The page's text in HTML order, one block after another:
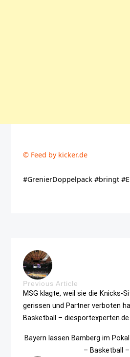
© Feed by kicker.de
#GrenierDoppelpack #bringt
Previous Article
MSG klagte, weil sie die Knicks-
gerissen und Partner verboten
Basketball – diesportexperten.de
Bayern lassen Bamberg im
– Basketball